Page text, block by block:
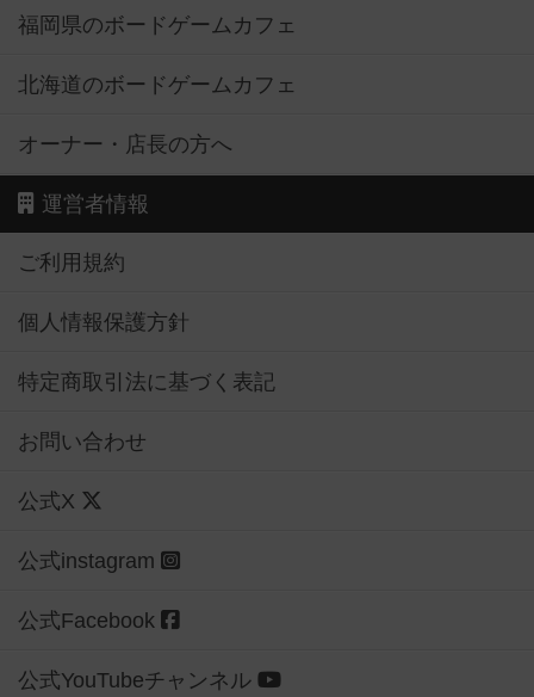
福岡県のボードゲームカフェ
北海道のボードゲームカフェ
オーナー・店長の方へ
運営者情報
ご利用規約
個人情報保護方針
特定商取引法に基づく表記
お問い合わせ
公式X
公式instagram
公式Facebook
公式YouTubeチャンネル